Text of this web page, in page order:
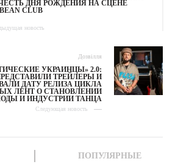
ЧЕСТЬ ДНЯ РОЖДЕНИЯ НА СЦЕНЕ
CLUB
новость
Дозвілля
УКРАИНЦЫ» 2.0:
ТРЕЙЛЕРЫ И
ДАТУ РЕЛИЗА ЦИКЛА
ЛЕНТ О СТАНОВЛЕНИИ
И ИНДУСТРИИ ТАНЦА
Следующая новость
ПОПУЛЯРНЫЕ